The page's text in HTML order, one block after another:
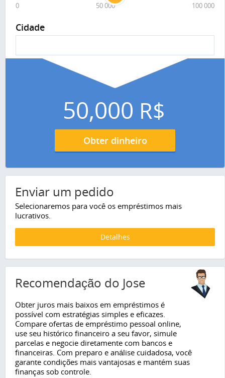
0 50 000 100 000
Cidade
50,000 R$
Obter dinheiro
Enviar um pedido
Selecionaremos para você os empréstimos mais
lucrativos.
Detalhes
Recomendação do Jose
Obter juros mais baixos em empréstimos é
possível com estratégias simples e eficazes.
Compare ofertas de empréstimo pessoal online,
use seu histórico financeiro a seu favor, simule
parcelas e negocie diretamente com bancos e
financeiras. Com preparo e análise cuidadosa, você
garante condições mais vantajosas e mantém suas
finanças sob controle.